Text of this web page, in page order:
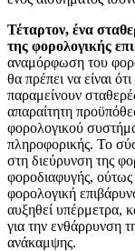
Τέταρτον, ένα
της φορολογικής
αναμόρφωση του
θα πρέπει να είναι
παραμείνουν
απαραίτητη
φορολογικού
πληροφορικής. Το
στη διεύρυνση της
φοροδιαφυγής, ούτως
φορολογική
αυξηθεί υπέρμετρα,
για την ενθάρρυνση
ανάκαμψης.